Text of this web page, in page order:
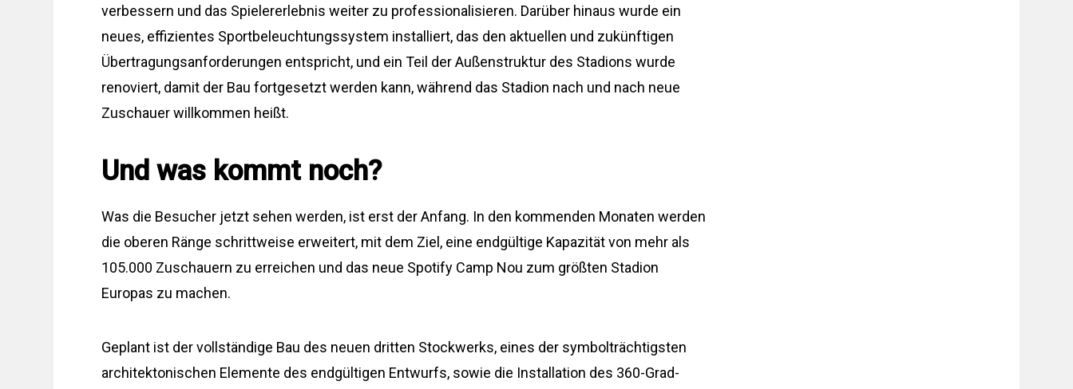
verbessern und das Spielererlebnis weiter zu professionalisieren. Darüber hinaus wurde ein
neues, effizientes Sportbeleuchtungssystem installiert, das den aktuellen und zukünftigen
Übertragungsanforderungen entspricht, und ein Teil der Außenstruktur des Stadions wurde
renoviert, damit der Bau fortgesetzt werden kann, während das Stadion nach und nach neue
Zuschauer willkommen heißt.
Und was kommt noch?
Was die Besucher jetzt sehen werden, ist erst der Anfang. In den kommenden Monaten werden
die oberen Ränge schrittweise erweitert, mit dem Ziel, eine endgültige Kapazität von mehr als
105.000 Zuschauern zu erreichen und das neue Spotify Camp Nou zum größten Stadion
Europas zu machen.
Geplant ist der vollständige Bau des neuen dritten Stockwerks, eines der symbolträchtigsten
architektonischen Elemente des endgültigen Entwurfs, sowie die Installation des 360-Grad-